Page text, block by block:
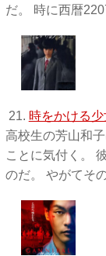
だ。 時に西暦
21. 時をかける少
高校生の芳山和
ことに気付く。
のだ。 やがてそ